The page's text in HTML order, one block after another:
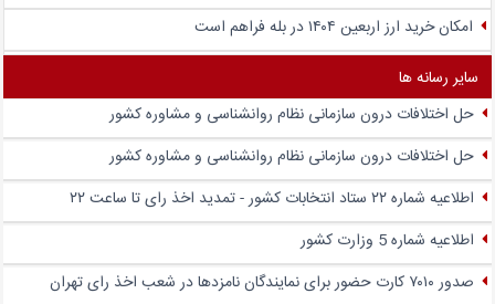
امکان خرید ارز اربعین ۱۴۰۴ در بله فراهم است
سایر رسانه ها
حل اختلافات درون سازمانی نظام روانشناسی و مشاوره کشور
حل اختلافات درون سازمانی نظام روانشناسی و مشاوره کشور
اطلاعیه شماره ۲۲ ستاد انتخابات کشور - تمدید اخذ رای تا ساعت ۲۲
اطلاعیه شماره 5 وزارت کشور
صدور ۷۰۱۰ کارت حضور برای نمایندگان نامزدها در شعب اخذ رای تهران